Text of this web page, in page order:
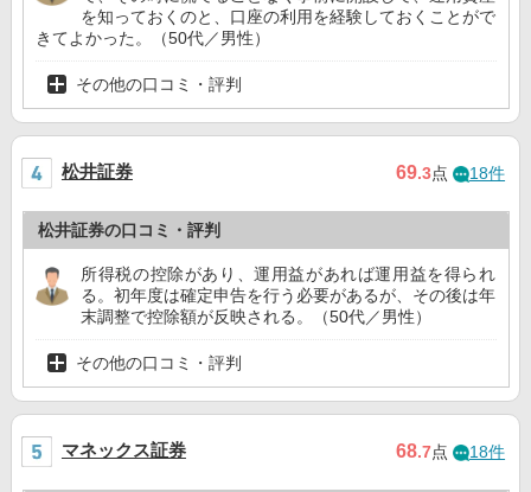
を知っておくのと、口座の利用を経験しておくことがで
きてよかった。（50代／男性）
その他の口コミ・評判
松井証券 69.3点 18件
松井証券の口コミ・評判
所得税の控除があり、運用益があれば運用益を得られ
る。初年度は確定申告を行う必要があるが、その後は年
末調整で控除額が反映される。（50代／男性）
その他の口コミ・評判
マネックス証券 68.7点 18件